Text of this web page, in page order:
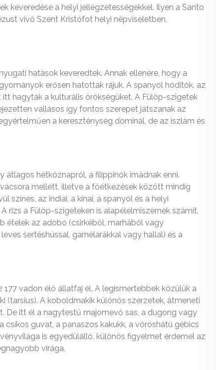
keveredése a helyi jellegzetességekkel. Ilyen a Santo
vivő Szent Kristófot helyi népviseletben,
hatások keveredtek. Annak ellenére, hogy a
erősen hatottak rájuk. A spanyol hódítók, az
hagyták a kulturális örökségüket. A Fülöp-szigetek
vallásos így fontos szerepet játszanak az
a kereszténység dominál, de az iszlám és
hétköznapról, a filippínók imádnak enni.
mellett, illetve a főétkezések között mindig
színes, az indiai, a kínai, a spanyol és a helyi
rizs a Fülöp-szigeteken is alapélelmiszernek számít,
ételek az adobo (csirkéből, marhából vagy
sertéshússal, garnélarákkal vagy hallal) és a
vadon élő állatfaj él. A legismertebbek közülük a
A koboldmakik különös szerzetek, átmeneti
De itt él a nagytestű majomevő sas, a dugong vagy
guvat, a panaszos kakukk, a vöröshátú gébics
is egyedülálló, különös figyelmet érdemel az
virága.